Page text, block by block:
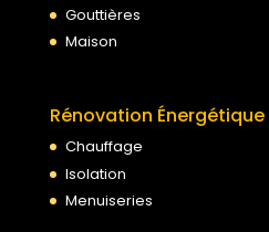
Gouttières
Maison
Rénovation Énergétique
Chauffage
Isolation
Menuiseries